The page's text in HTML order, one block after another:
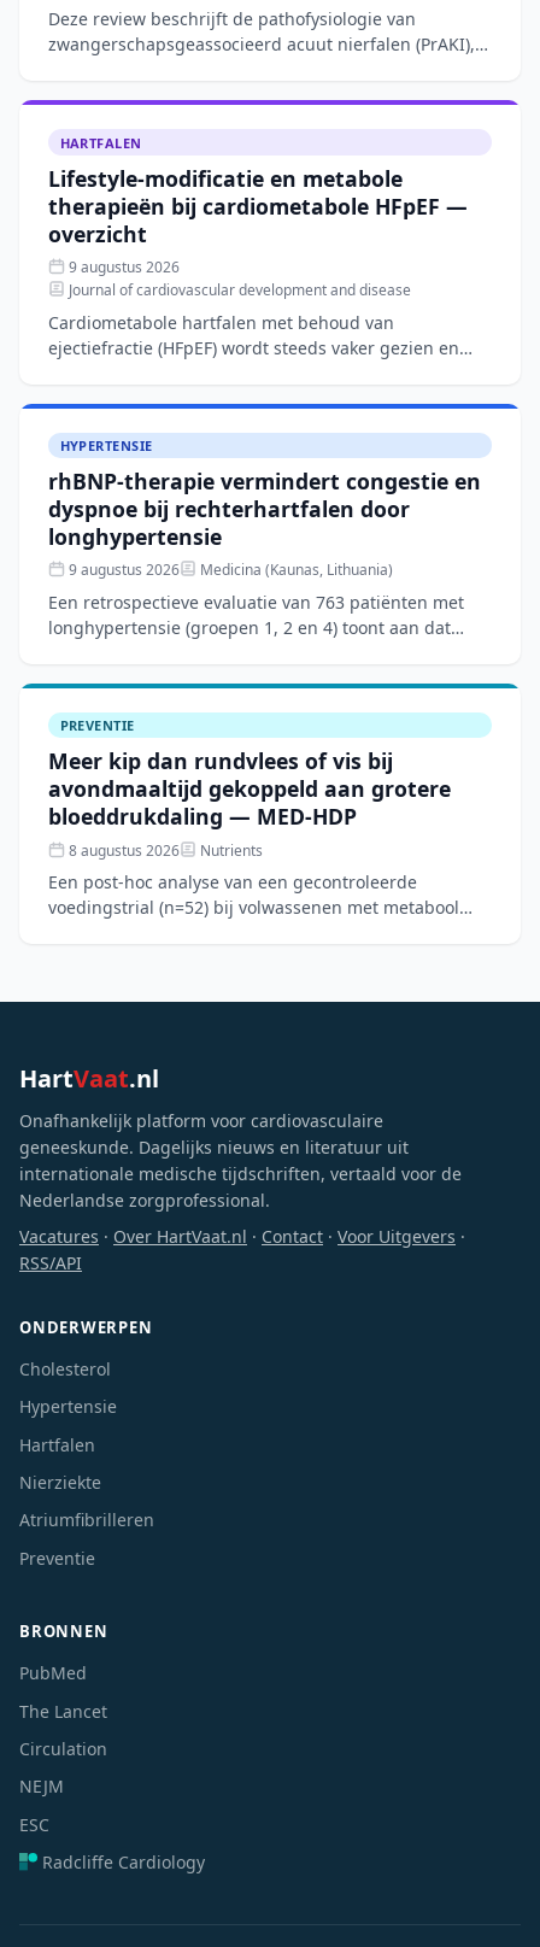
Deze review beschrijft de pathofysiologie van
zwangerschapsgeassocieerd acuut nierfalen (PrAKI),
10.000 zwanger
HARTFALEN
Lifestyle-modificatie en metabole
therapieën bij cardiometabole HFpEF —
overzicht
9 augustus 2026
Journal of cardiovascular development and disease
Cardiometabole hartfalen met behoud van
ejectiefractie (HFpEF) wordt steeds vaker gezien en
HYPERTENSIE
rhBNP-therapie vermindert congestie en
dyspnoe bij rechterhartfalen door
longhypertensie
9 augustus 2026 Medicina (Kaunas, Lithuania)
Een retrospectieve evaluatie van 763 patiënten met
longhypertensie (groepen 1, 2 en 4) toont aan dat
PREVENTIE
Meer kip dan rundvlees of vis bij
avondmaaltijd gekoppeld aan grotere
bloeddrukdaling — MED-HDP
8 augustus 2026 Nutrients
Een post-hoc analyse van een gecontroleerde
voedingstrial (n=52) bij volwassenen met metabool
HartVaat.nl
Onafhankelijk platform voor cardiovasculaire
geneeskunde. Dagelijks nieuws en literatuur uit
internationale medische tijdschriften, vertaald voor de
Nederlandse zorgprofessional.
Vacatures · Over HartVaat.nl · Contact · Voor Uitgevers ·
RSS/API
ONDERWERPEN
Cholesterol
Hypertensie
Hartfalen
Nierziekte
Atriumfibrilleren
Preventie
BRONNEN
PubMed
The Lancet
Circulation
NEJM
ESC
Radcliffe Cardiology